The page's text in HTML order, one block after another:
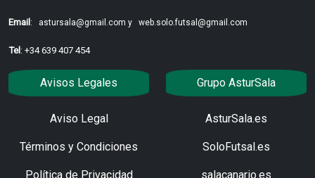
Email: astursala@gmail.com y web.solo.futsal@gmail.com
Tel: +34 639 407 454
Avisos Legales
Aviso Legal
Términos y Condiciones
Política de Privacidad
Grupo AsturSala
AsturSala.es
SoloFutsal.es
salacanario.es